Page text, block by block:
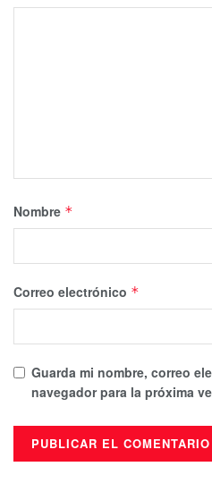
Nombre *
Correo electrónico *
Guarda mi nombre, correo
navegador para la próxima